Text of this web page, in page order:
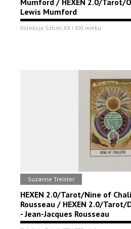
Mumford / HEXEN 2.0/Tarot/
Lewis Mumford
Kolekcja Sztuki XX i XXI wieku
Suzanne Treister
HEXEN 2.0/Tarot/Nine of
Rousseau / HEXEN 2.0/
- Jean-Jacques Rousseau